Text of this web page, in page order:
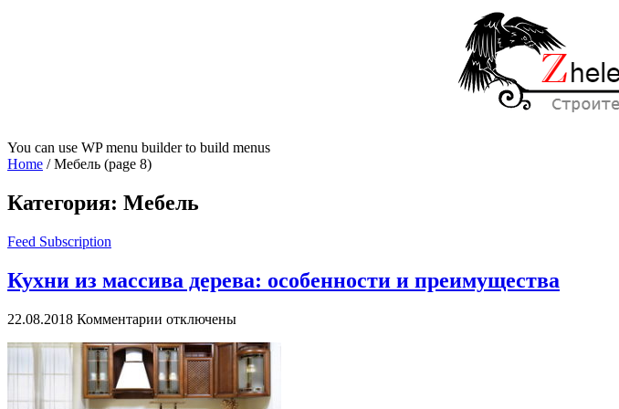
You can use WP menu builder to build menus
Home /Мебель (page 8)
Категория: Мебель
Feed Subscription
Кухни из массива дерева: особенности и преимущества
22.08.2018 Комментарии к
Кухни
из
массива
дерева:
отключены